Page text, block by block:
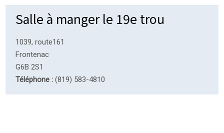
Salle à manger le 19e trou
1039, route161
Frontenac
G6B 2S1
Téléphone : (819) 583-4810